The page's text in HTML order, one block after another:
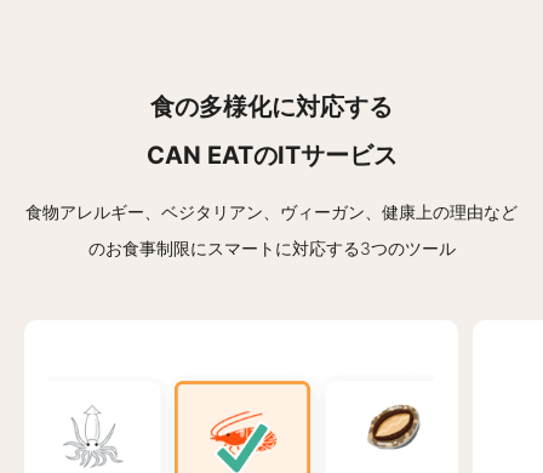
食の多様化に対応する
CAN EATのITサービス
食物アレルギー、ベジタリアン、ヴィーガン、健康上の理由など
のお食事制限にスマートに対応する3つのツール